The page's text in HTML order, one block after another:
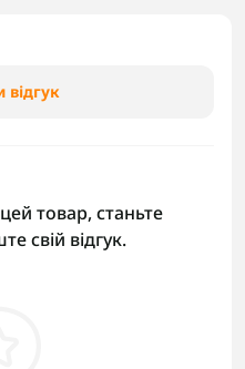
відгук
товар, станьте
свій відгук.